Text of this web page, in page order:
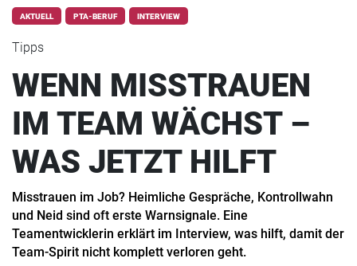
AKTUELL PTA-BERUF INTERVIEW
Tipps
WENN MISSTRAUEN
IM TEAM WÄCHST –
WAS JETZT HILFT
Misstrauen im Job? Heimliche Gespräche, Kontrollwahn
und Neid sind oft erste Warnsignale. Eine
Teamentwicklerin erklärt im Interview, was hilft, damit der
Team-Spirit nicht komplett verloren geht.